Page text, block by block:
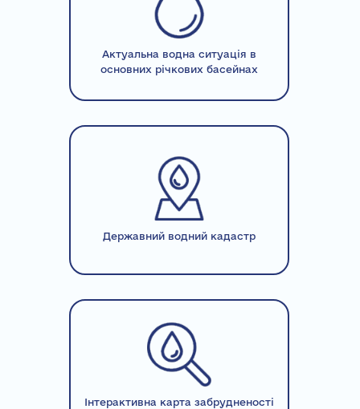
Актуальна водна ситуація в
основних річкових басейнах
Державний водний кадастр
Інтерактивна карта забрудненості